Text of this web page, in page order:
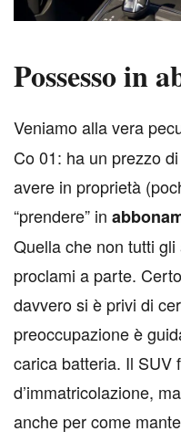
Possesso in
Veniamo alla vera
Co 01: ha un prezzo
avere in proprietà
“prendere” in
Quella che non tutti
proclami a parte.
davvero si è privi di
preoccupazione è
carica batteria. Il SUV
d’immatricolazione,
anche per come